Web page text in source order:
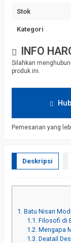
Stok
Kategori
INFO
Silahkan
produk ini.
Pemesanan yang
Deskripsi
1. Batu Nisan
1.1. Filosofi di
1.2. Mengapa
1.3. Deatail